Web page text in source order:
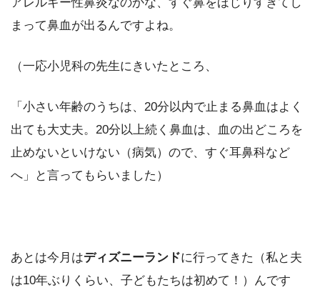
まって鼻血が出るんですよね。
（一応小児科の先生にきいたところ、
「小さい年齢のうちは、20分以内で止まる鼻血はよく
出ても大丈夫。20分以上続く鼻血は、血の出どころを
止めないといけない（病気）ので、すぐ耳鼻科など
へ」と言ってもらいました）
あとは今月はディズニーランドに行ってきた（私と夫
は10年ぶりくらい、子どもたちは初めて！）んです